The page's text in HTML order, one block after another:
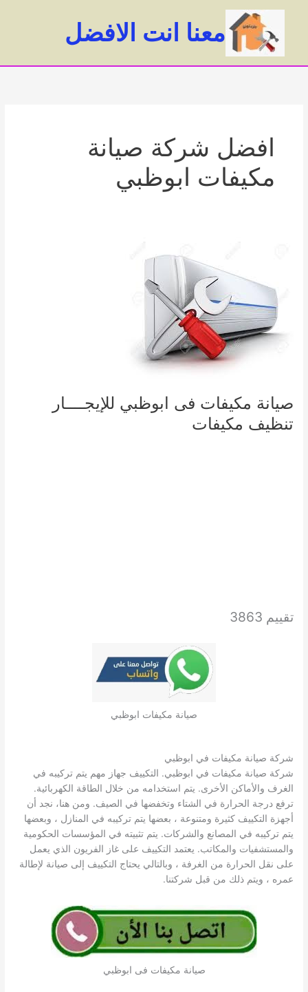
المحتوى
معنا انت الافضل
افضل شركة صيانة
مكيفات ابوظبي
صيانة مكيفات فى ابوظبي للإيجــــار
تنظيف مكيفات
تقييم 3863
صيانة مكيفات ابوظبي
شركة صيانة مكيفات في ابوظبي
شركة صيانة مكيفات في ابوظبي. التكييف جهاز مهم يتم تركيبه في
الغرف والأماكن الأخرى. يتم استخدامه من خلال الطاقة الكهربائية.
ترفع درجة الحرارة في الشتاء وتخفضها في الصيف. ومن هنا، نجد أن
أجهزة التكييف كثيرة ومتنوعة ، بعضها يتم تركيبه في المنازل ، وبعضها
يتم تركيبه في المصانع والشركات. يتم تثبيته في المؤسسات الحكومية
والمستشفيات والمكاتب. يعتمد التكييف على غاز الفريون الذي يعمل
على نقل الحرارة من الغرفة ، وبالتالي يحتاج التكييف إلى صيانة لإطالة
عمره ، ويتم ذلك من قبل شركتنا.
صيانة مكيفات فى ابوظبي